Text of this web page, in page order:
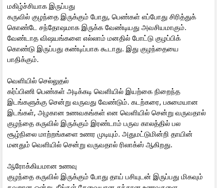
மகிழ்ச்சியாக இருப்பது
கருவில் குழந்தை இருக்கும் போது, பெண்கள் எப்போது சிரித்துக்
கொண்டே சந்தோஷமாக இருக்க வேண்டியது அவசியமாகும்.
வேண்டாத விஷயங்களை எல்லாம் மனதில் போட்டு குழப்பிக்
கொண்டு இருப்பது கண்டிப்பாக கூடாது. இது குழந்தையை
பாதிக்கும்.
வெளியில் செல்லுதல்
கர்ப்பிணி பெண்கள் அடிக்கடி வெளியில் இயற்கை நிறைந்த
இடங்களுக்கு சென்று வருவது வேண்டும். கடற்கரை, பசுமையான
இடங்கள், அழகான உணவகங்கள் என வெளியில் சென்று வருவதால்
குழந்தை கருவில் இருக்கும் இரண்டாம் பருவ காலத்தில் பல
சூழ்நிலை மாற்றங்களை உணர முடியும். அதுமட்டுமின்றி தாயின்
மனதும் வெளியில் சென்று வருவதால் ரிலாக்ஸ் ஆகிறது.
ஆரோக்கியமான உணவு
குழந்தை கருவில் இருக்கும் போது தாய் பசியுடன் இருப்பது மிகவும்